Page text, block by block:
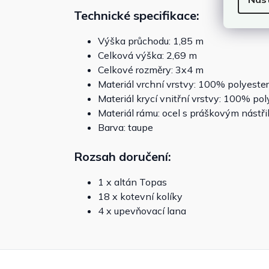
Technické specifikace:
Výška průchodu: 1,85 m
Celková výška: 2,69 m
Celkové rozměry: 3x4 m
Materiál vrchní vrstvy: 100% polyester
Materiál krycí vnitřní vrstvy: 100%
Materiál rámu: ocel s práškovým
Barva: taupe
Rozsah doručení:
1 x altán Topas
18 x kotevní kolíky
4 x upevňovací lana